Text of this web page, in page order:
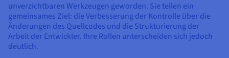
Preise
Verfügbarkeit nach Regionen
Dokumentation
Roadmap und Changelog
Monitoring
Roadmap und Changelog
Dokumentation
Roadmap und Changelog
Roadmap und Changelog
Roadmap und Changelog
unverzichtbaren Werkzeugen geworden. Sie teilen ein
gemeinsames Ziel: die Verbesserung der Kontrolle über die
Änderungen des Quellcodes und die Strukturierung der
Arbeit der Entwickler. Ihre Rollen unterscheiden sich jedoch
deutlich.